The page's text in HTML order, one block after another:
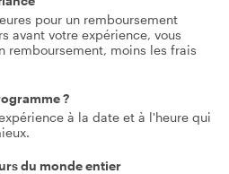
pour un remboursement
avant votre expérience, vous
remboursement, moins les frais
?
à la date et à l'heure qui
du monde entier